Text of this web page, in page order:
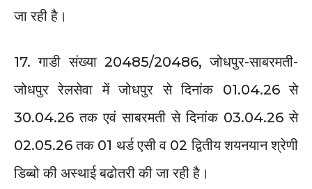
जा रही है।
17. गाडी संख्या 20485/20486, जोधपुर-साबरमती-
जोधपुर रेलसेवा में जोधपुर से दिनांक 01.04.26 से
30.04.26 तक एवं साबरमती से दिनांक 03.04.26 से
02.05.26 तक 01 थर्ड एसी व 02 द्वितीय शयनयान श्रेणी
डिब्बो की अस्थाई बढोतरी की जा रही है।